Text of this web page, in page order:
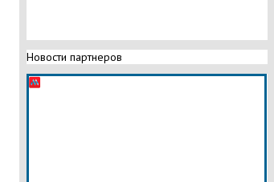
Новости партнеров